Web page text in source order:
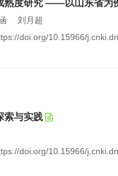
熟度研究 ——以山东省为
刘月超
doi.org/10.15966/
索与实践
doi.org/10.15966/